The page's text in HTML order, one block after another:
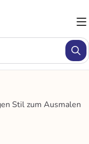
Stil zum Ausmalen